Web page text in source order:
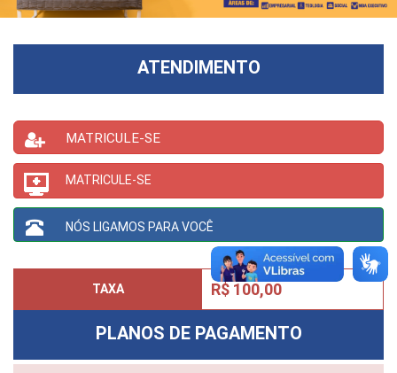
ATENDIMENTO
MATRICULE-SE
MATRICULE-SE
NÓS LIGAMOS PARA VOCÊ
TAXA R$ 100,00
PLANOS DE PAGAMENTO